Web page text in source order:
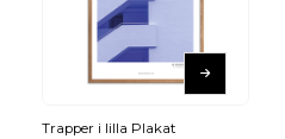
Trapper i lilla Plakat